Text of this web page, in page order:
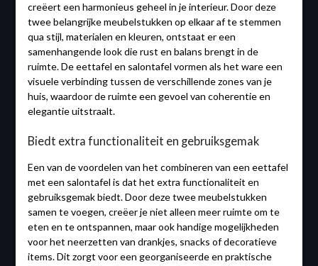
creëert een harmonieus geheel in je interieur. Door deze
twee belangrijke meubelstukken op elkaar af te stemmen
qua stijl, materialen en kleuren, ontstaat er een
samenhangende look die rust en balans brengt in de
ruimte. De eettafel en salontafel vormen als het ware een
visuele verbinding tussen de verschillende zones van je
huis, waardoor de ruimte een gevoel van coherentie en
elegantie uitstraalt.
Biedt extra functionaliteit en gebruiksgemak
Een van de voordelen van het combineren van een eettafel
met een salontafel is dat het extra functionaliteit en
gebruiksgemak biedt. Door deze twee meubelstukken
samen te voegen, creëer je niet alleen meer ruimte om te
eten en te ontspannen, maar ook handige mogelijkheden
voor het neerzetten van drankjes, snacks of decoratieve
items. Dit zorgt voor een georganiseerde en praktische